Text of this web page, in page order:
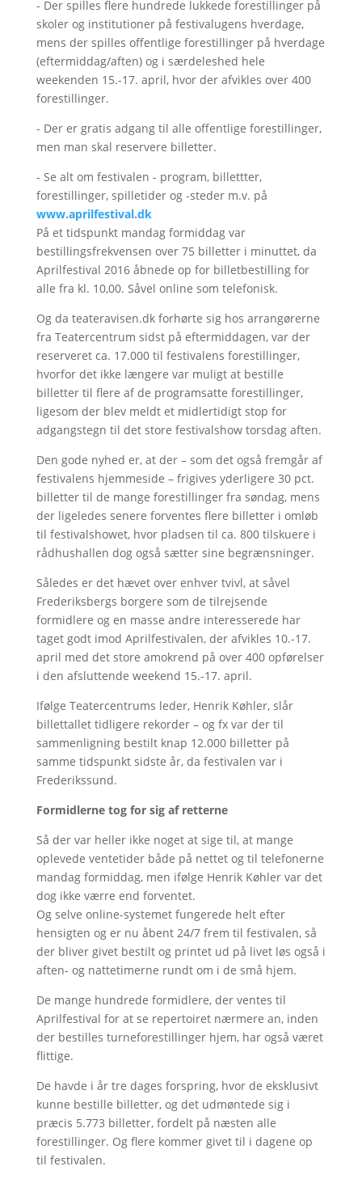
- Der spilles flere hundrede lukkede forestillinger på
skoler og institutioner på festivalugens hverdage,
mens der spilles offentlige forestillinger på hverdage
(eftermiddag/aften) og i særdeleshed hele
weekenden 15.-17. april, hvor der afvikles over 400
forestillinger.
- Der er gratis adgang til alle offentlige forestillinger,
men man skal reservere billetter.
- Se alt om festivalen - program, billettter,
forestillinger, spilletider og -steder m.v. på
www.aprilfestival.dk
På et tidspunkt mandag formiddag var
bestillingsfrekvensen over 75 billetter i minuttet, da
Aprilfestival 2016 åbnede op for billetbestilling for
alle fra kl. 10,00. Såvel online som telefonisk.
Og da teateravisen.dk forhørte sig hos arrangørerne
fra Teatercentrum sidst på eftermiddagen, var der
reserveret ca. 17.000 til festivalens forestillinger,
hvorfor det ikke længere var muligt at bestille
billetter til flere af de programsatte forestillinger,
ligesom der blev meldt et midlertidigt stop for
adgangstegn til det store festivalshow torsdag aften.
Den gode nyhed er, at der – som det også fremgår af
festivalens hjemmeside – frigives yderligere 30 pct.
billetter til de mange forestillinger fra søndag, mens
der ligeledes senere forventes flere billetter i omløb
til festivalshowet, hvor pladsen til ca. 800 tilskuere i
rådhushallen dog også sætter sine begrænsninger.
Således er det hævet over enhver tvivl, at såvel
Frederiksbergs borgere som de tilrejsende
formidlere og en masse andre interesserede har
taget godt imod Aprilfestivalen, der afvikles 10.-17.
april med det store amokrend på over 400 opførelser
i den afsluttende weekend 15.-17. april.
Ifølge Teatercentrums leder, Henrik Køhler, slår
billettallet tidligere rekorder – og fx var der til
sammenligning bestilt knap 12.000 billetter på
samme tidspunkt sidste år, da festivalen var i
Frederikssund.
Formidlerne tog for sig af retterne
Så der var heller ikke noget at sige til, at mange
oplevede ventetider både på nettet og til telefonerne
mandag formiddag, men ifølge Henrik Køhler var det
dog ikke værre end forventet.
Og selve online-systemet fungerede helt efter
hensigten og er nu åbent 24/7 frem til festivalen, så
der bliver givet bestilt og printet ud på livet løs også i
aften- og nattetimerne rundt om i de små hjem.
De mange hundrede formidlere, der ventes til
Aprilfestival for at se repertoiret nærmere an, inden
der bestilles turneforestillinger hjem, har også været
flittige.
De havde i år tre dages forspring, hvor de eksklusivt
kunne bestille billetter, og det udmøntede sig i
præcis 5.773 billetter, fordelt på næsten alle
forestillinger. Og flere kommer givet til i dagene op
til festivalen.